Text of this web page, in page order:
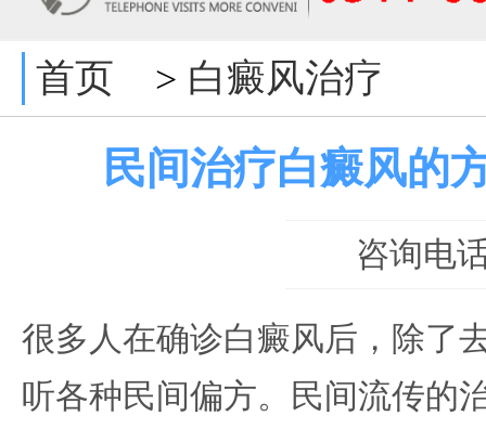
首页 > 白癜风治疗
民间治疗白癜风的
咨询电
很多人在确诊白癜风后，除了
听各种民间偏方。民间流传的